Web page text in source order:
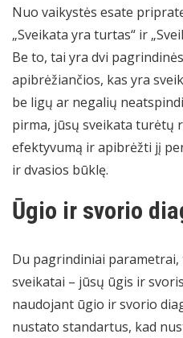
Nuo vaikystės esate
„Sveikata yra turtas“ ir
Be to, tai yra dvi
apibrėžiančios, kas yra
be ligų ar negalių
pirma, jūsų sveikata turėtų
efektyvumą ir apibrėžti jį
ir dvasios būklę.
Ūgio ir svorio
Du pagrindiniai
sveikatai – jūsų ūgis ir
naudojant ūgio ir svorio
nustato standartus, kad